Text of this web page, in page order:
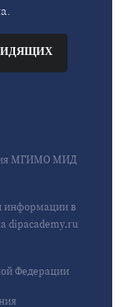
МГИМО МИД
информации в
dipacademy.ru
Федерации